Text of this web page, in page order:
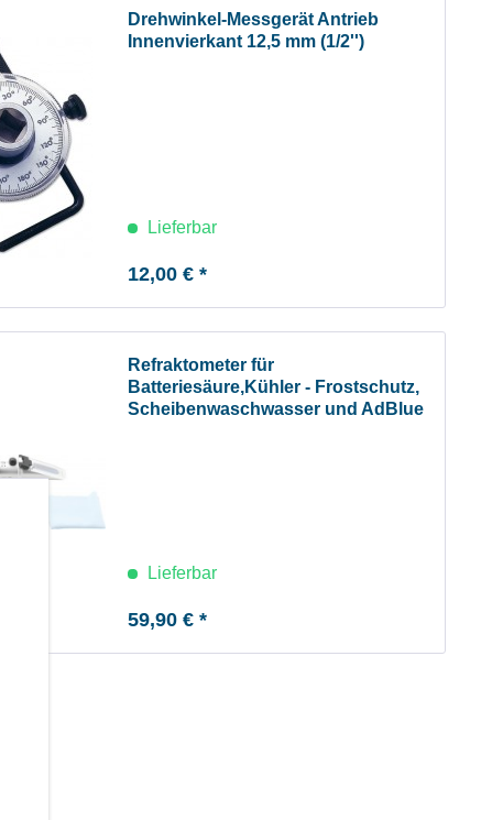
Drehwinkel-Messgerät Antrieb
Innenvierkant 12,5 mm (1/2'')
Lieferbar
12,00 € *
Refraktometer für
Batteriesäure,Kühler - Frostschutz,
Scheibenwaschwasser und AdBlue
Lieferbar
59,90 € *